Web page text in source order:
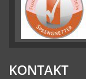
KONTAKT